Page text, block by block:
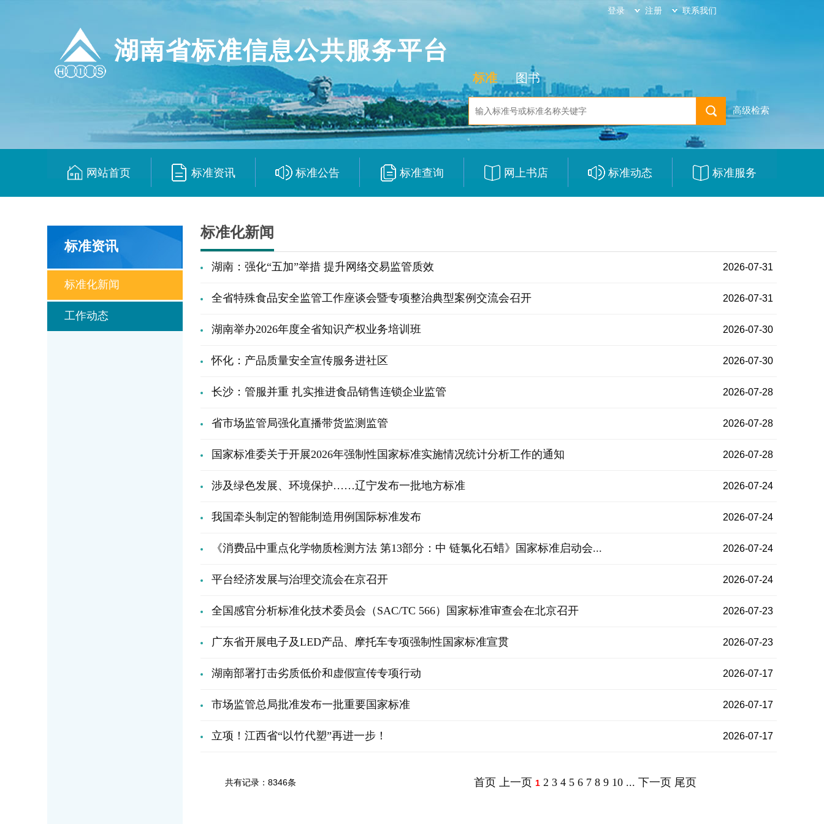
登录 注册 联系我们
湖南省标准信息公共服务平台
标准 图书
高级检索
网站首页 标准资讯 标准公告 标准查询 网上书店 标准动态 标准服务
标准资讯
标准化新闻
工作动态
标准化新闻
湖南：强化“五加”举措 提升网络交易监管质效 2026-07-31
全省特殊食品安全监管工作座谈会暨专项整治典型案例交流会召开 2026-07-31
湖南举办2026年度全省知识产权业务培训班 2026-07-30
怀化：产品质量安全宣传服务进社区 2026-07-30
长沙：管服并重 扎实推进食品销售连锁企业监管 2026-07-28
省市场监管局强化直播带货监测监管 2026-07-28
国家标准委关于开展2026年强制性国家标准实施情况统计分析工作的通知 2026-07-28
涉及绿色发展、环境保护……辽宁发布一批地方标准 2026-07-24
我国牵头制定的智能制造用例国际标准发布 2026-07-24
《消费品中重点化学物质检测方法 第13部分：中 链氯化石蜡》国家标准启动会... 2026-07-24
平台经济发展与治理交流会在京召开 2026-07-24
全国感官分析标准化技术委员会（SAC/TC 566）国家标准审查会在北京召开 2026-07-23
广东省开展电子及LED产品、摩托车专项强制性国家标准宣贯 2026-07-23
湖南部署打击劣质低价和虚假宣传专项行动 2026-07-17
市场监管总局批准发布一批重要国家标准 2026-07-17
立项！江西省“以竹代塑”再进一步！ 2026-07-17
共有记录：8346条 首页 上一页 1 2 3 4 5 6 7 8 9 10 ... 下一页 尾页